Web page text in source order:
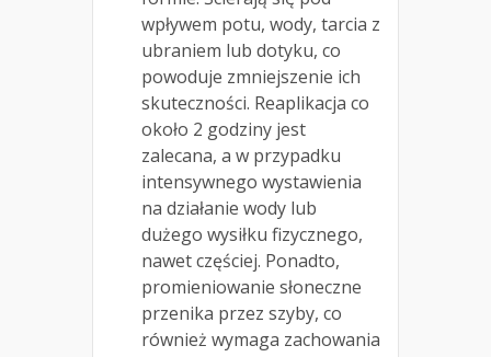
wpływem potu, wody, tarcia z
ubraniem lub dotyku, co
powoduje zmniejszenie ich
skuteczności. Reaplikacja co
około 2 godziny jest
zalecana, a w przypadku
intensywnego wystawienia
na działanie wody lub
dużego wysiłku fizycznego,
nawet częściej. Ponadto,
promieniowanie słoneczne
przenika przez szyby, co
również wymaga zachowania